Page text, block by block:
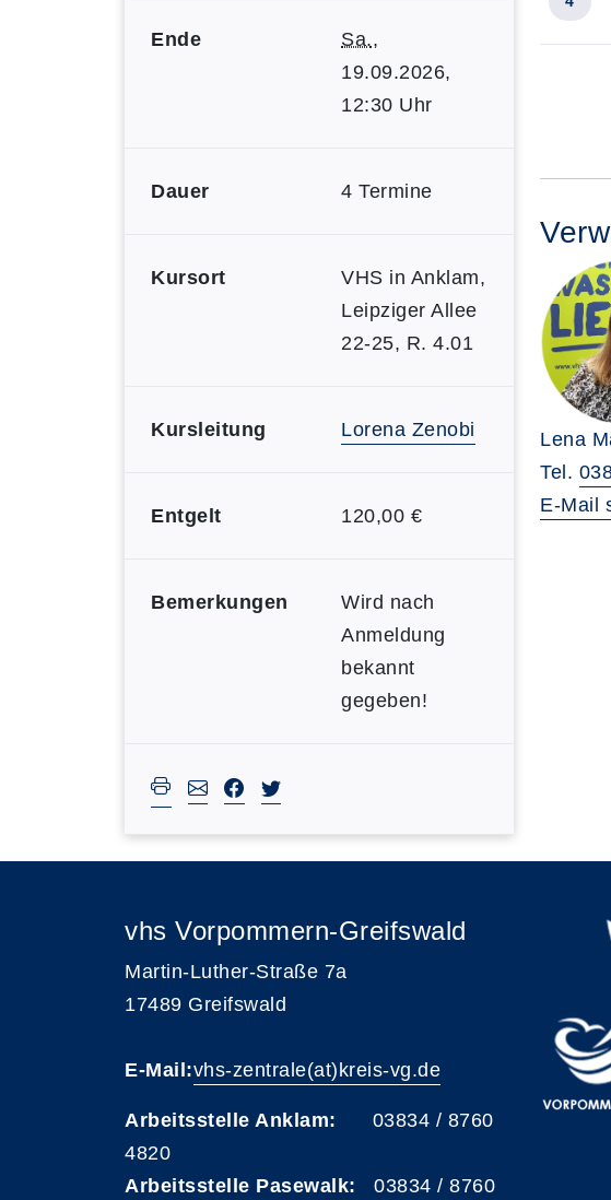
Ende Sa.,
19.09.2026,
12:30 Uhr
Dauer 4 Termine
Kursort
VHS in Anklam,
Leipziger Allee
22-25, R. 4.01
Kursleitung Lorena Zenobi
Entgelt 120,00 €
Bemerkungen
Wird nach
Anmeldung
bekannt
gegeben!
Lena
Tel.
E-Mail
vhs Vorpommern-Greifswald
Martin-Luther-Straße 7a
17489 Greifswald
E-Mail:vhs-zentrale(at)kreis-vg.de
Arbeitsstelle Anklam: 03834 / 8760
4820
Arbeitsstelle Pasewalk: 03834 / 8760